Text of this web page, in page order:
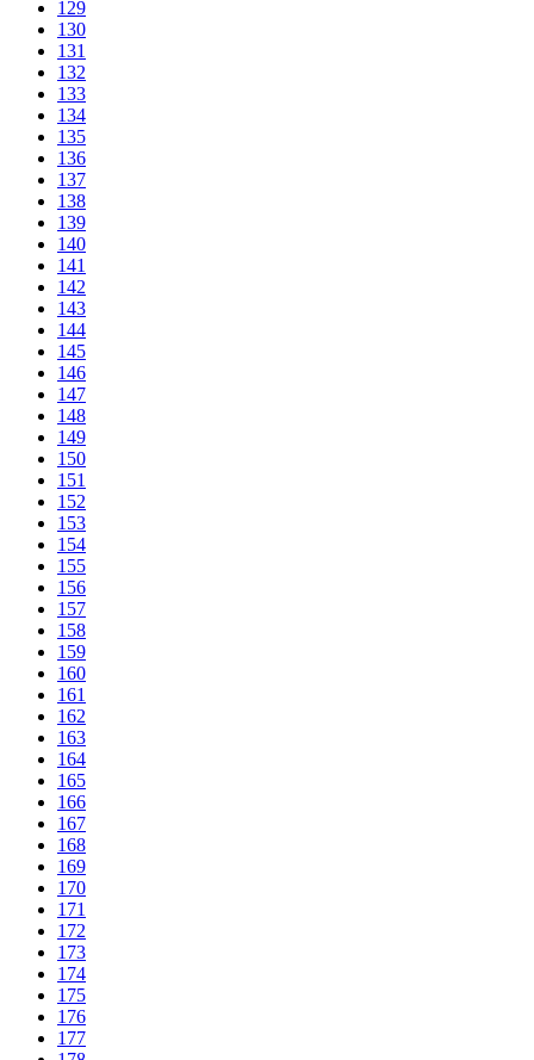
129
130
131
132
133
134
135
136
137
138
139
140
141
142
143
144
145
146
147
148
149
150
151
152
153
154
155
156
157
158
159
160
161
162
163
164
165
166
167
168
169
170
171
172
173
174
175
176
177